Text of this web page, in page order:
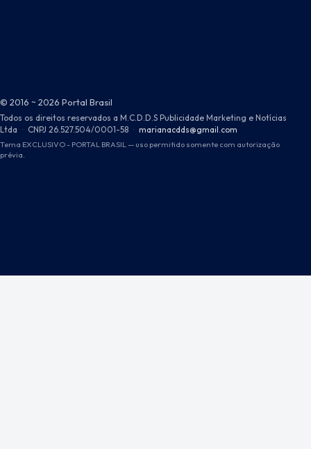
© 2016 ~ 2026 Portal Brasil
Todos os direitos reservados a M.C.D.D.S Publicidade Marketing e Notícias
Ltda · CNPJ 26.527.504/0001-58 · marianacdds@gmail.com
Tema EXCLUSIVO - PORTAL BRASIL — uso permitido somente com autorização
prévia.